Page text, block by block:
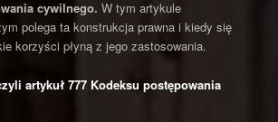
cywilnego. W tym artykule
polega ta konstrukcja prawna i kiedy się
korzyści płyną z jego zastosowania.
artykuł 777 Kodeksu postępowania